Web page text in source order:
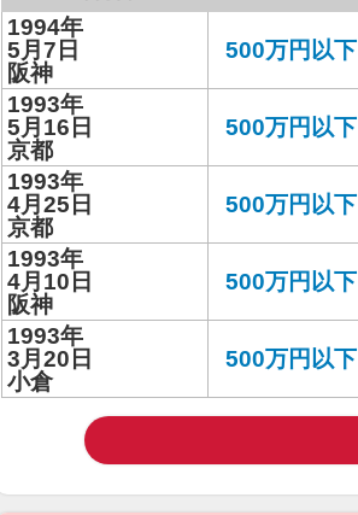
1994年
5月7日
阪神
500万円以下
1993年
5月16日
京都
500万円以下
1993年
4月25日
京都
500万円以下
1993年
4月10日
阪神
500万円以下
1993年
3月20日
小倉
500万円以下